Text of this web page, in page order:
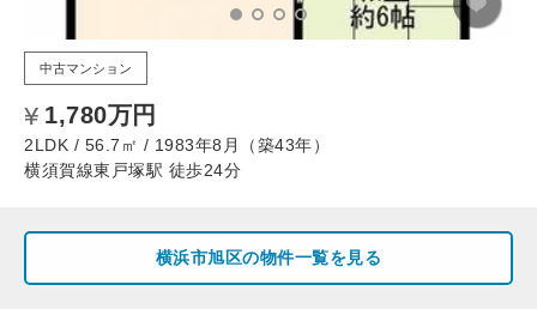
中古マンション
1,780万円
2LDK / 56.7㎡ / 1983年8月（築43年）
横須賀線東戸塚駅 徒歩24分
横浜市旭区の物件一覧を見る